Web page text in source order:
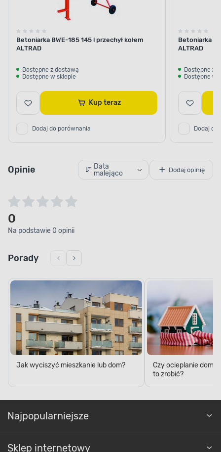
Betoniarka BWE-185 145 l przechył kołem
ALTRAD
Dostępne z dostawą
Dostępne w sklepie
Kup teraz
Dodaj do porównania
Betoniarka
ALTRAD
Dostępne z
Dostępne w
Dodaj do
Opinie
Data
malejąco
Dodaj opinię
0
Na podstawie 0 opinii
Porady
Jak wyciszyć mieszkanie lub dom?
Czy ocieplanie domu
to zrobić?
Najpopularniejsze
Sklep internetowy